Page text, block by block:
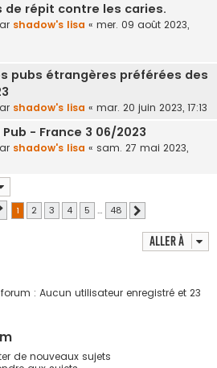
de répit contre les caries.
shadow's lisa « mer. 09 août 2023,
pubs étrangères préférées des
shadow's lisa « mar. 20 juin 2023, 17:13
- France 3 06/2023
shadow's lisa « sam. 27 mai 2023,
Page 1sur48
1 2 3 4 5 … 48
Aller à
: Aucun utilisateur enregistré et 23
de nouveaux sujets